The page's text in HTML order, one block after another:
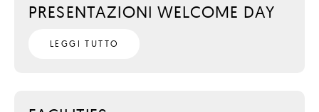
PRESENTAZIONI WELCOME DAY
LEGGI TUTTO